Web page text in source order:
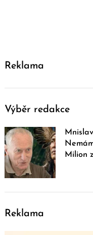
Reklama
Výběr redakce
Milion
Reklama